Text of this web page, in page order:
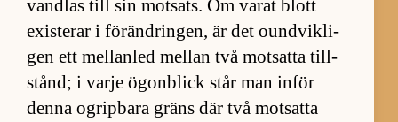
vand­las till sin mot­sats. Om va­rat blott
ex­i­ste­rar i för­änd­ring­en, är det ound­vik­li­
gen ett mel­lan­led mel­lan två mot­satta till­
stånd; i varje ögon­blick står man in­för
denna ogrip­bara gräns där två mot­satta